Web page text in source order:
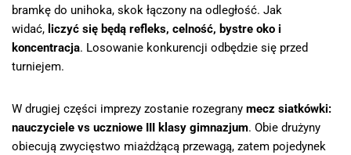
bramkę do unihoka, skok łączony na odległość. Jak
widać, liczyć się będą refleks, celność, bystre oko i
koncentracja. Losowanie konkurencji odbędzie się przed
turniejem.
W drugiej części imprezy zostanie rozegrany mecz siatkówki:
nauczyciele vs uczniowe III klasy gimnazjum. Obie drużyny
obiecują zwycięstwo miażdżącą przewagą, zatem pojedynek